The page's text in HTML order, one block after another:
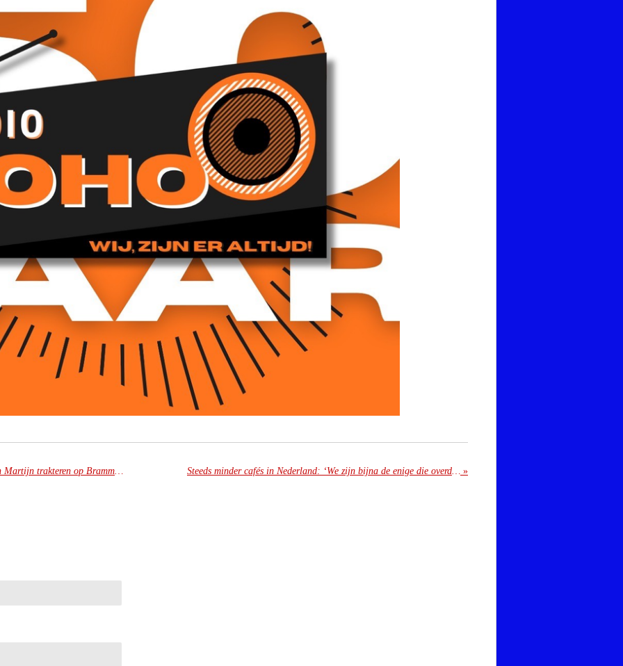
Bram Ladage Delft viert feest: Kim en Martijn trakteren op Brammetjes voor 1 euro Steeds minder cafés in Nederland: ‘We zijn bijna de enige die overdag open zijn’ »